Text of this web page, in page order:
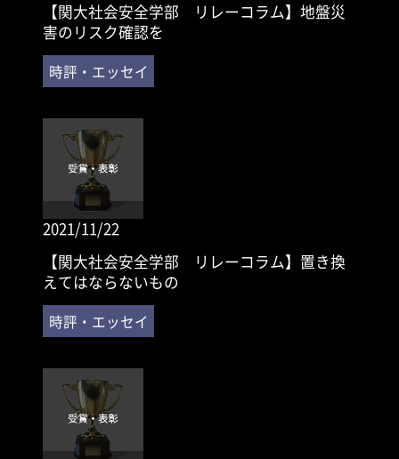
【関大社会安全学部 リレーコラム】地盤災
害のリスク確認を
2021/11/22
【関大社会安全学部 リレーコラム】置き換
えてはならないもの